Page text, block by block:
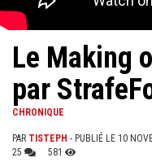
Le Making
par
CHRONIQUE
PAR TISTEPH - PUBLIÉ LE 10
25
581